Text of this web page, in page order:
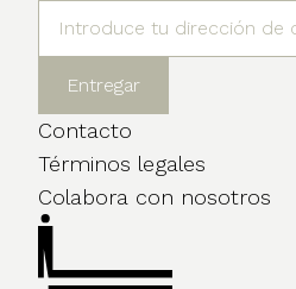
Contacto
Términos legales
Colabora con nosotros